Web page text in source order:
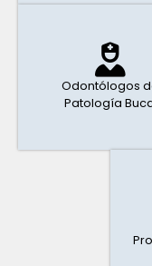
Odontólogos
Patología